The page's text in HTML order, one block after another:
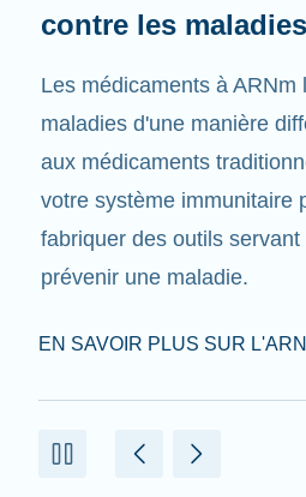
contre les maladies
Les médicaments à ARNm
maladies d'une manière
aux médicaments
votre système immunitaire
fabriquer des outils
prévenir une maladie.
EN SAVOIR PLUS SUR